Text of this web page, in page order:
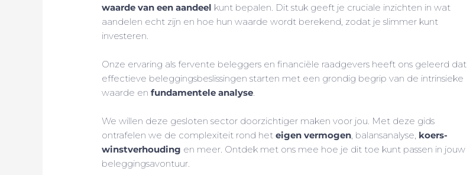
waarde van een aandeel kunt bepalen. Dit stuk geeft je cruciale inzichten in wat
aandelen echt zijn en hoe hun waarde wordt berekend, zodat je slimmer kunt
investeren.
Onze ervaring als fervente beleggers en financiële raadgevers heeft ons geleerd dat
effectieve beleggingsbeslissingen starten met een grondig begrip van de intrinsieke
waarde enfundamentele analyse.
We willen deze gesloten sector doorzichtiger maken voor jou. Met deze gids
ontrafelen we de complexiteit rond heteigen vermogen, balansanalyse, koers-
winstverhouding en meer. Ontdek met ons mee hoe je dit toe kunt passen in jouw
beleggingsavontuur.